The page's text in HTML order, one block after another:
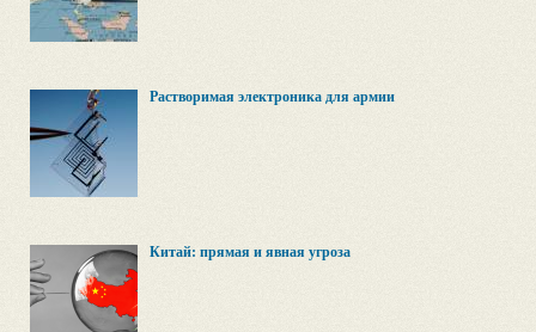
Растворимая электроника для армии
Китай: прямая и явная угроза